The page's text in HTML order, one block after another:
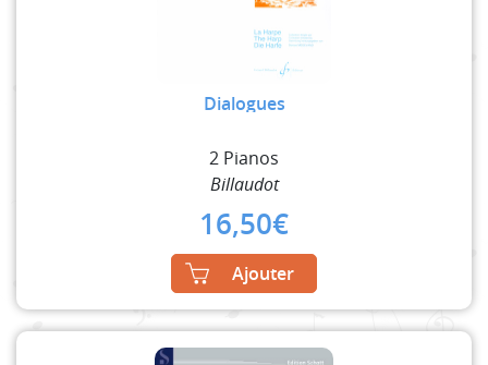
Dialogues
2 Pianos
Billaudot
16,50€
Ajouter